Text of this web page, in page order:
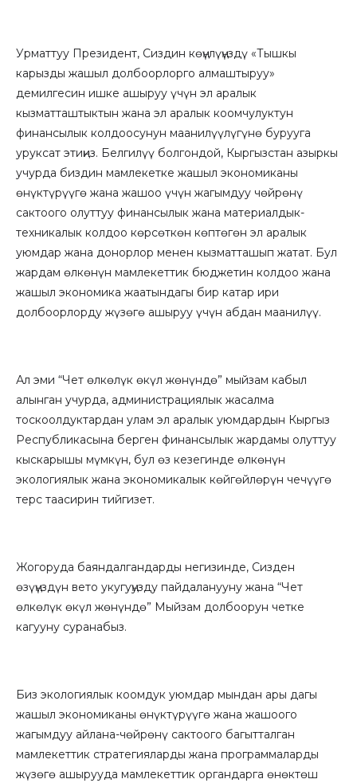
Урматтуу Президент, Сиздин көӊүлүӊүздү «Тышкы
карызды жашыл долбоорлорго алмаштыруу»
демилгесин ишке ашыруу үчүн эл аралык
кызматташтыктын жана эл аралык коомчулуктун
финансылык колдоосунун маанилүүлүгүнө бурууга
уруксат этиӊиз. Белгилүү болгондой, Кыргызстан азыркы
учурда биздин мамлекетке жашыл экономиканы
өнүктүрүүгө жана жашоо үчүн жагымдуу чөйрөнү
сактоого олуттуу финансылык жана материалдык-
техникалык колдоо көрсөткөн көптөгөн эл аралык
уюмдар жана донорлор менен кызматташып жатат. Бул
жардам өлкөнүн мамлекеттик бюджетин колдоо жана
жашыл экономика жаатындагы бир катар ири
долбоорлорду жүзөгө ашыруу үчүн абдан маанилүү.
Ал эми “Чет өлкөлүк өкүл жөнүндө” мыйзам кабыл
алынган учурда, администрациялык жасалма
тоскоолдуктардан улам эл аралык уюмдардын Кыргыз
Республикасына берген финансылык жардамы олуттуу
кыскарышы мүмкүн, бул өз кезегинде өлкөнүн
экологиялык жана экономикалык көйгөйлөрүн чечүүгө
терс таасирин тийгизет.
Жогоруда баяндалгандарды негизинде, Сизден
өзүӊүздүн вето укугуӊузду пайдаланууну жана “Чет
өлкөлүк өкүл жөнүндө” Мыйзам долбоорун четке
кагууну суранабыз.
Биз экологиялык коомдук уюмдар мындан ары дагы
жашыл экономиканы өнүктүрүүгө жана жашоого
жагымдуу айлана-чөйрөнү сактоого багытталган
мамлекеттик стратегияларды жана программаларды
жүзөгө ашырууда мамлекеттик органдарга өнөктөш